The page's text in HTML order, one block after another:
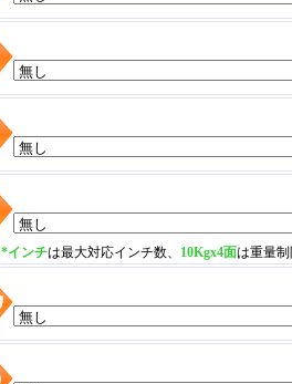
*インチは最大対応インチ数、 10Kgx4面は重量